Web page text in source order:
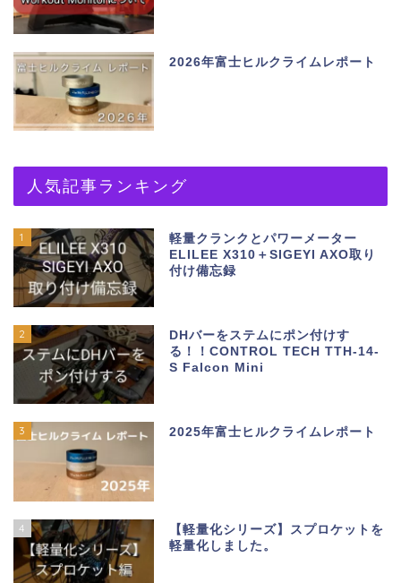
2026年富士ヒルクライムレポート
人気記事ランキング
1
軽量クランクとパワーメーター
ELILEE X310＋SIGEYI AXO取り
付け備忘録
2
DHバーをステムにポン付けす
る！！CONTROL TECH TTH-14-
S Falcon Mini
3 2025年富士ヒルクライムレポート
4
【軽量化シリーズ】スプロケットを
軽量化しました。